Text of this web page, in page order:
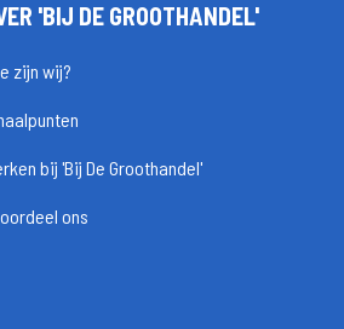
'BIJ DE GROOTHANDEL'
zijn wij?
bij 'Bij De Groothandel'
ons